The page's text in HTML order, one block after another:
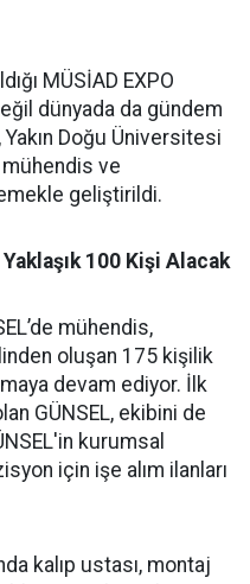
MÜSİAD EXPO
dünyada da gündem
Doğu Üniversitesi
ve
geliştirildi.
100 Kişi Alacak
mühendis,
oluşan 175 kişilik
devam ediyor. İlk
GÜNSEL, ekibini de
kurumsal
için işe alım ilanları
kalıp ustası, montaj